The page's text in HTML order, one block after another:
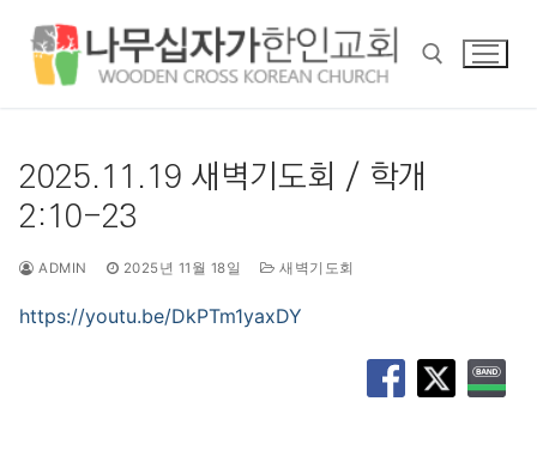
2025.11.19 새벽기도회 / 학개
2:10-23
ADMIN 2025년 11월 18일 새벽기도회
https://youtu.be/DkPTm1yaxDY